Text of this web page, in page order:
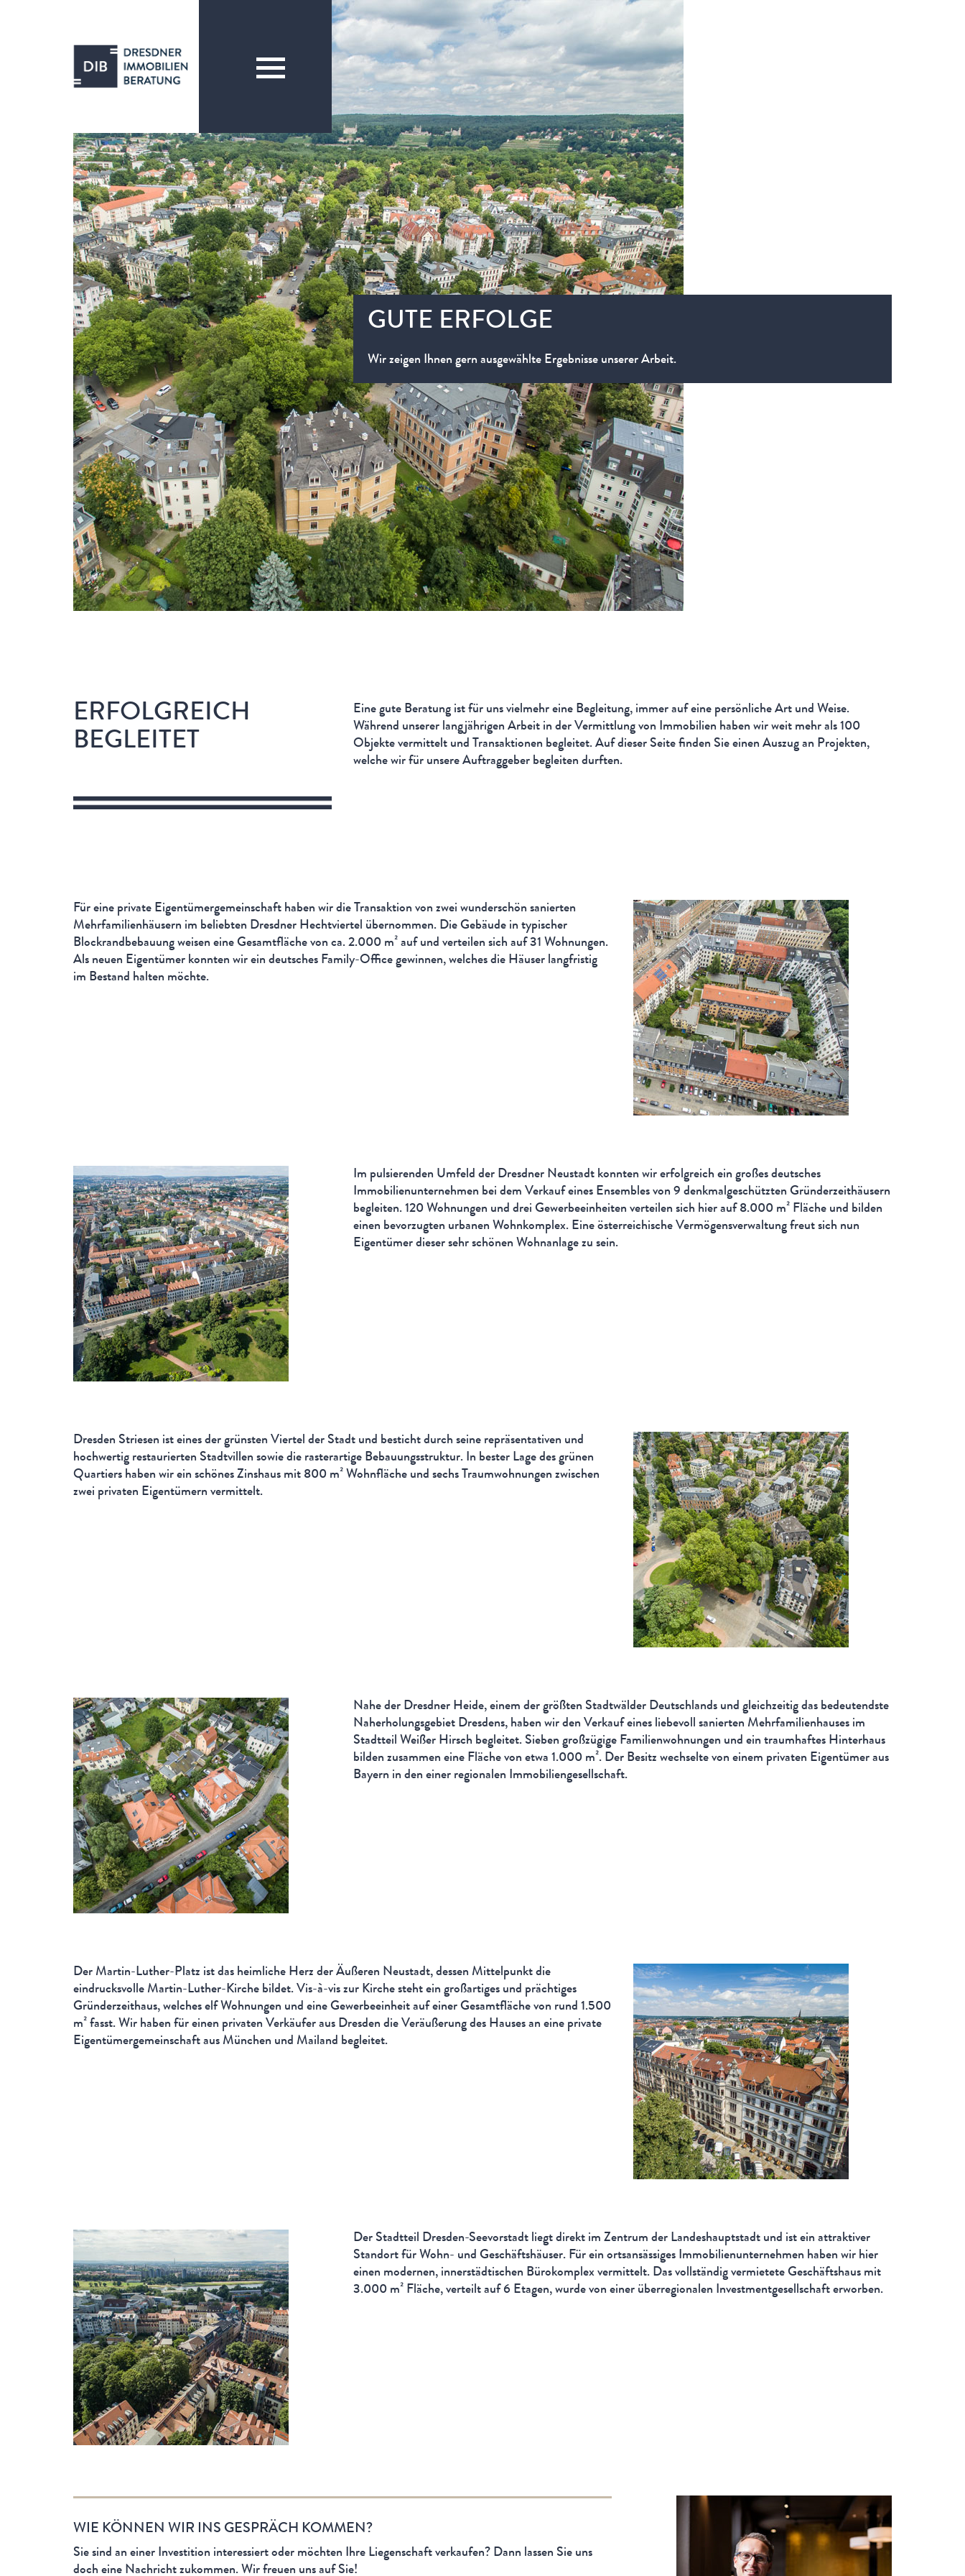
GUTE ERFOLGE
Wir zeigen Ihnen gern ausgewählte Ergebnisse unserer Arbeit.
ERFOLGREICH
BEGLEITET
Eine gute Beratung ist für uns vielmehr eine Begleitung, immer auf eine persönliche Art und Weise.
Während unserer langjährigen Arbeit in der Vermittlung von Immobilien haben wir weit mehr als 100
Objekte vermittelt und Transaktionen begleitet. Auf dieser Seite finden Sie einen Auszug an Projekten,
welche wir für unsere Auftraggeber begleiten durften.
Für eine private Eigentümergemeinschaft haben wir die Transaktion von zwei wunderschön sanierten
Mehrfamilienhäusern im beliebten Dresdner Hechtviertel übernommen. Die Gebäude in typischer
Blockrandbebauung weisen eine Gesamtfläche von ca. 2.000 m² auf und verteilen sich auf 31 Wohnungen.
Als neuen Eigentümer konnten wir ein deutsches Family-Office gewinnen, welches die Häuser langfristig
im Bestand halten möchte.
Im pulsierenden Umfeld der Dresdner Neustadt konnten wir erfolgreich ein großes deutsches
Immobilienunternehmen bei dem Verkauf eines Ensembles von 9 denkmalgeschützten Gründerzeithäusern
begleiten. 120 Wohnungen und drei Gewerbeeinheiten verteilen sich hier auf 8.000 m² Fläche und bilden
einen bevorzugten urbanen Wohnkomplex. Eine österreichische Vermögensverwaltung freut sich nun
Eigentümer dieser sehr schönen Wohnanlage zu sein.
Dresden Striesen ist eines der grünsten Viertel der Stadt und besticht durch seine repräsentativen und
hochwertig restaurierten Stadtvillen sowie die rasterartige Bebauungsstruktur. In bester Lage des grünen
Quartiers haben wir ein schönes Zinshaus mit 800 m² Wohnfläche und sechs Traumwohnungen zwischen
zwei privaten Eigentümern vermittelt.
Nahe der Dresdner Heide, einem der größten Stadtwälder Deutschlands und gleichzeitig das bedeutendste
Naherholungsgebiet Dresdens, haben wir den Verkauf eines liebevoll sanierten Mehrfamilienhauses im
Stadtteil Weißer Hirsch begleitet. Sieben großzügige Familienwohnungen und ein traumhaftes Hinterhaus
bilden zusammen eine Fläche von etwa 1.000 m². Der Besitz wechselte von einem privaten Eigentümer aus
Bayern in den einer regionalen Immobiliengesellschaft.
Der Martin-Luther-Platz ist das heimliche Herz der Äußeren Neustadt, dessen Mittelpunkt die
eindrucksvolle Martin-Luther-Kirche bildet. Vis-à-vis zur Kirche steht ein großartiges und prächtiges
Gründerzeithaus, welches elf Wohnungen und eine Gewerbeeinheit auf einer Gesamtfläche von rund 1.500
m² fasst. Wir haben für einen privaten Verkäufer aus Dresden die Veräußerung des Hauses an eine private
Eigentümergemeinschaft aus München und Mailand begleitet.
Der Stadtteil Dresden-Seevorstadt liegt direkt im Zentrum der Landeshauptstadt und ist ein attraktiver
Standort für Wohn- und Geschäftshäuser. Für ein ortsansässiges Immobilienunternehmen haben wir hier
einen modernen, innerstädtischen Bürokomplex vermittelt. Das vollständig vermietete Geschäftshaus mit
3.000 m² Fläche, verteilt auf 6 Etagen, wurde von einer überregionalen Investmentgesellschaft erworben.
WIE KÖNNEN WIR INS GESPRÄCH KOMMEN?
Sie sind an einer Investition interessiert oder möchten Ihre Liegenschaft verkaufen? Dann lassen Sie uns
doch eine Nachricht zukommen. Wir freuen uns auf Sie!